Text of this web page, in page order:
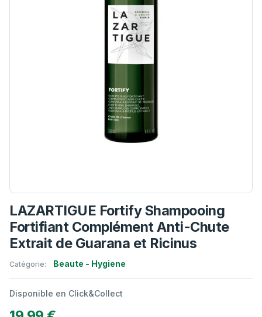
LAZARTIGUE Fortify Shampooing
Fortifiant Complément Anti-Chute
Extrait de Guarana et Ricinus
Catégorie: Beaute - Hygiene
Disponible en Click&Collect